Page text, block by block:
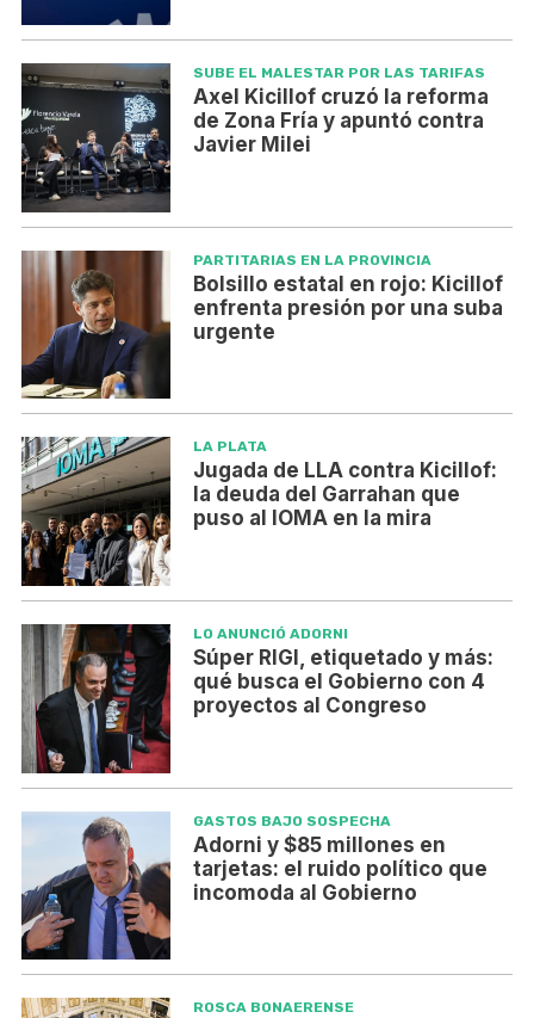
SUBE EL MALESTAR POR LAS TARIFAS
Axel Kicillof cruzó la reforma
de Zona Fría y apuntó contra
Javier Milei
PARTITARIAS EN LA PROVINCIA
Bolsillo estatal en rojo: Kicillof
enfrenta presión por una suba
urgente
LA PLATA
Jugada de LLA contra Kicillof:
la deuda del Garrahan que
puso al IOMA en la mira
LO ANUNCIÓ ADORNI
Súper RIGI, etiquetado y más:
qué busca el Gobierno con 4
proyectos al Congreso
GASTOS BAJO SOSPECHA
Adorni y $85 millones en
tarjetas: el ruido político que
incomoda al Gobierno
ROSCA BONAERENSE